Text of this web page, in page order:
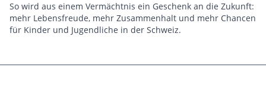
So wird aus einem Vermächtnis ein Geschenk an die Zukunft:
mehr Lebensfreude, mehr Zusammenhalt und mehr Chancen
für Kinder und Jugendliche in der Schweiz.